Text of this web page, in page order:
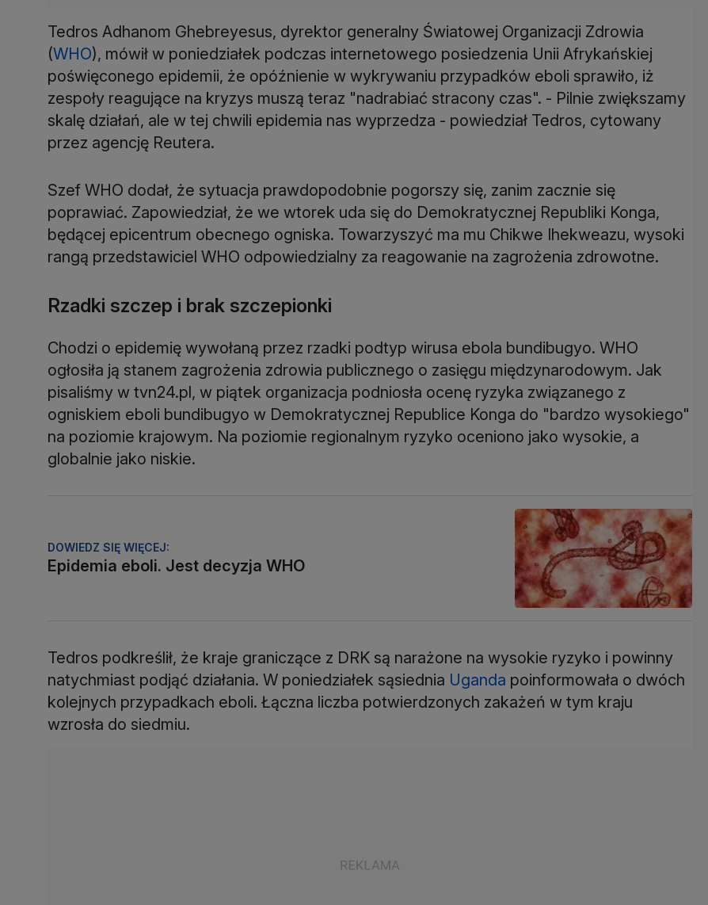
Tedros Adhanom Ghebreyesus, dyrektor generalny Światowej Organizacji Zdrowia
(WHO), mówił w poniedziałek podczas internetowego posiedzenia Unii Afrykańskiej
poświęconego epidemii, że opóźnienie w wykrywaniu przypadków eboli sprawiło, iż
zespoły reagujące na kryzys muszą teraz "nadrabiać stracony czas". - Pilnie zwiększamy
skalę działań, ale w tej chwili epidemia nas wyprzedza - powiedział Tedros, cytowany
przez agencję Reutera.
Szef WHO dodał, że sytuacja prawdopodobnie pogorszy się, zanim zacznie się
poprawiać. Zapowiedział, że we wtorek uda się do Demokratycznej Republiki Konga,
będącej epicentrum obecnego ogniska. Towarzyszyć ma mu Chikwe Ihekweazu, wysoki
rangą przedstawiciel WHO odpowiedzialny za reagowanie na zagrożenia zdrowotne.
Rzadki szczep i brak szczepionki
Chodzi o epidemię wywołaną przez rzadki podtyp wirusa ebola bundibugyo. WHO
ogłosiła ją stanem zagrożenia zdrowia publicznego o zasięgu międzynarodowym. Jak
pisaliśmy w tvn24.pl, w piątek organizacja podniosła ocenę ryzyka związanego z
ogniskiem eboli bundibugyo w Demokratycznej Republice Konga do "bardzo wysokiego"
na poziomie krajowym. Na poziomie regionalnym ryzyko oceniono jako wysokie, a
globalnie jako niskie.
DOWIEDZ SIĘ WIĘCEJ:
Epidemia eboli. Jest decyzja WHO
Tedros podkreślił, że kraje graniczące z DRK są narażone na wysokie ryzyko i powinny
natychmiast podjąć działania. W poniedziałek sąsiednia Uganda poinformowała o dwóch
kolejnych przypadkach eboli. Łączna liczba potwierdzonych zakażeń w tym kraju
wzrosła do siedmiu.